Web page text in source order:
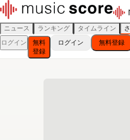
ニュース ランキング タイムライン
ログイン
無料
登録
ログイン 無料登録